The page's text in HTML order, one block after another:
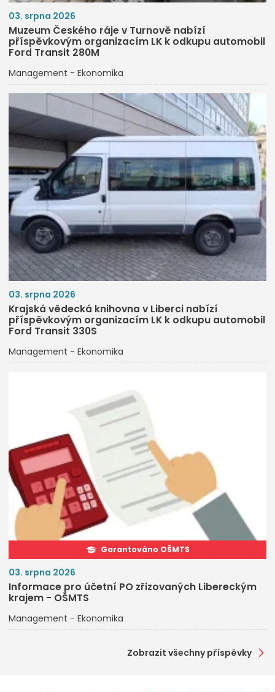
03. srpna 2026
Muzeum Českého ráje v Turnově nabízí
příspěvkovým organizacím LK k odkupu automobil
Ford Transit 280M
Management - Ekonomika
03. srpna 2026
Krajská vědecká knihovna v Liberci nabízí
příspěvkovým organizacím LK k odkupu automobil
Ford Transit 330S
Management - Ekonomika
Garantováno OŠMTS
03. srpna 2026
Informace pro účetní PO zřizovaných Libereckým
krajem - OŠMTS
Management - Ekonomika
Zobrazit všechny příspěvky